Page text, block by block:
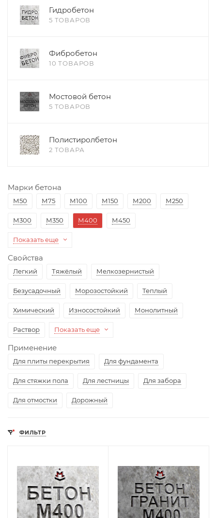
Гидробетон
5 ТОВАРОВ
Фибробетон
10 ТОВАРОВ
Мостовой бетон
5 ТОВАРОВ
Полистиролбетон
2 ТОВАРА
Марки бетона
М50 М75 М100 М150 М200 М250
М300 М350 М400 М450
Показать еще
Свойства
Легкий Тяжёлый Мелкозернистый
Безусадочный Морозостойкий Теплый
Химический Износостойкий Монолитный
Раствор Показать еще
Применение
Для плиты перекрытия Для фундамента
Для стяжки пола Для лестницы Для забора
Для отмостки Дорожный
ФИЛЬТР